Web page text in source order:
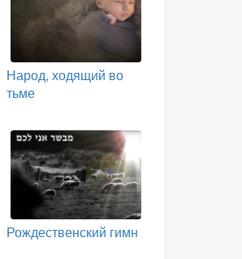
Народ, ходящий во
тьме
Рождественский гимн